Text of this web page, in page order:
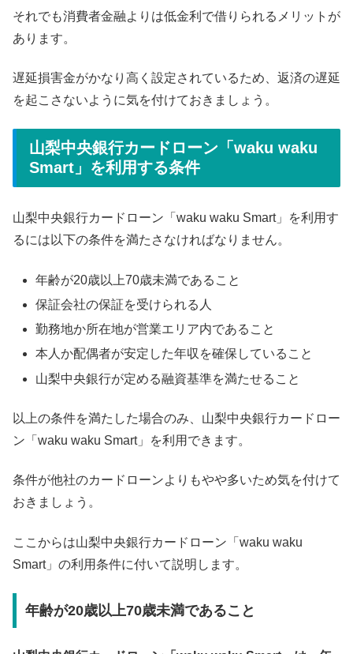
それでも消費者金融よりは低金利で借りられるメリットが
あります。
遅延損害金がかなり高く設定されているため、返済の遅延
を起こさないように気を付けておきましょう。
山梨中央銀行カードローン「waku waku
Smart」を利用する条件
山梨中央銀行カードローン「waku waku Smart」を利用す
るには以下の条件を満たさなければなりません。
年齢が20歳以上70歳未満であること
保証会社の保証を受けられる人
勤務地か所在地が営業エリア内であること
本人か配偶者が安定した年収を確保していること
山梨中央銀行が定める融資基準を満たせること
以上の条件を満たした場合のみ、山梨中央銀行カードロー
ン「waku waku Smart」を利用できます。
条件が他社のカードローンよりもやや多いため気を付けて
おきましょう。
ここからは山梨中央銀行カードローン「waku waku
Smart」の利用条件に付いて説明します。
年齢が20歳以上70歳未満であること